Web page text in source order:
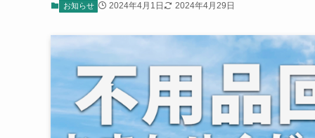
お知らせ 2024年4月1日 2024年4月29日